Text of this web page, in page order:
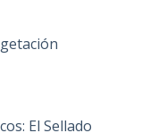
El Sellado